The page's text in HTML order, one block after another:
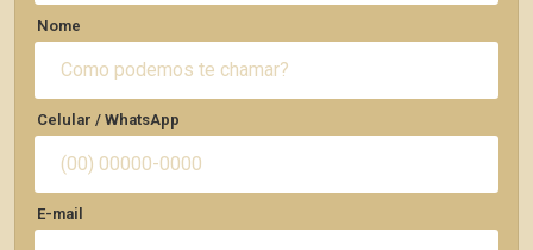
Nome
Celular / WhatsApp
E-mail